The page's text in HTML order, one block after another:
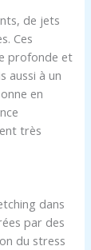
de jets
Ces
profonde et
aussi à un
en
très
dans
par des
du stress